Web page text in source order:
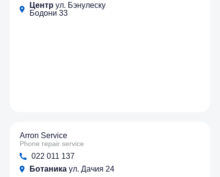
Центр ул. Бэнулеску
Бодони 33
Arron Service
Phone repair service
022 011 137
Ботаника ул. Дачия 24